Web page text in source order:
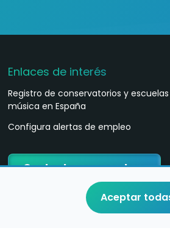
Enlaces de interés
Registro de conservatorios y
música en España
Configura alertas de empleo
Contacta con nosotros
Aceptar